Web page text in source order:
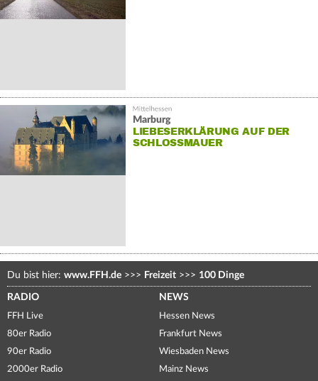
Marburg
LIEBESERKLÄRUNG AUF DER
SCHLOSSMAUER
Du bist hier: www.FFH.de >>> Freizeit >>> 100 Dinge
RADIO
FFH Live
80er Radio
90er Radio
2000er Radio
NEWS
Hessen News
Frankfurt News
Wiesbaden News
Mainz News